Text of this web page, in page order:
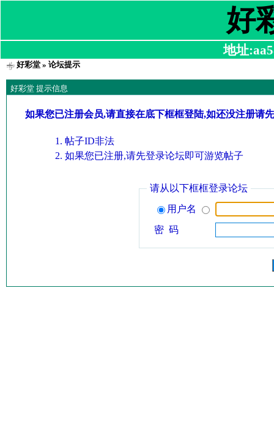
好
地址
好彩堂» 论坛提示
好彩堂 提示信息
如果您已注册会员,请直接在底下框框登陆,如还没注册请
帖子ID非法
如果您已注册,请先登录论坛即可游览帖子
请从以下框框登录论坛
用户名
密 码